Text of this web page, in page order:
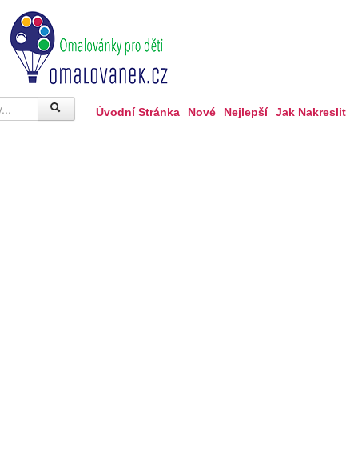
Úvodní Stránka Nové Nejlepší Jak Nakreslit